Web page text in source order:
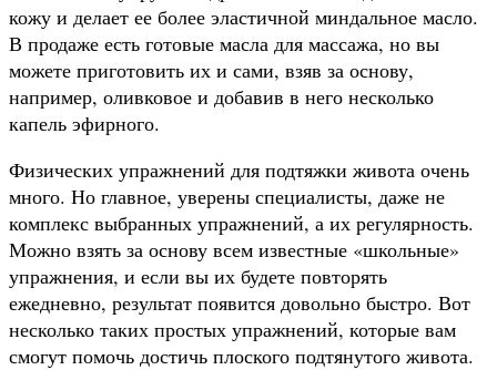
кожу и делает ее более эластичной миндальное масло.
В продаже есть готовые масла для массажа, но вы
можете приготовить их и сами, взяв за основу,
например, оливковое и добавив в него несколько
капель эфирного.
Физических упражнений для подтяжки живота очень
много. Но главное, уверены специалисты, даже не
комплекс выбранных упражнений, а их регулярность.
Можно взять за основу всем известные «школьные»
упражнения, и если вы их будете повторять
ежедневно, результат появится довольно быстро. Вот
несколько таких простых упражнений, которые вам
смогут помочь достичь плоского подтянутого живота.